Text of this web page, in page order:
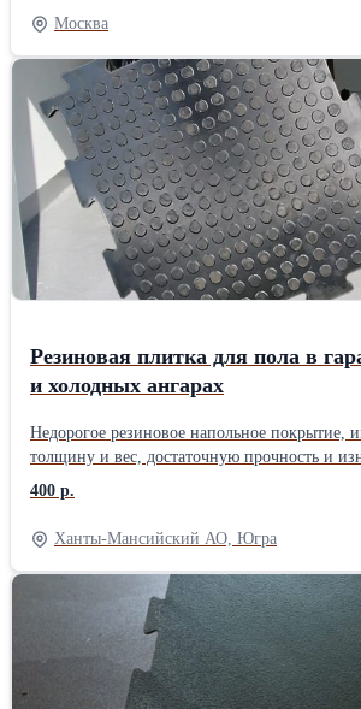
производственных и фасовочных
устойчива к движению тележек, шпилек и
покупателей. Покрытие частично
Плитка устойчива к воздействию соли,
реагентов. Покрытие не дает искры от
металлическими предметами! Плитка легко
достаточно ровной поверхности,
ОБЯЗАТЕЛЬНОЙ фиксацией на клей. Тип
ласточкин хвост, Размер плиты – 500х500х3
92 Sh A., Удлинение до разрыва – 200%.
регионы России, транспортными
Москва
Резиновая плитка для пола в
и холодных ангарах
Недорогое резиновое напольное покрытие,
толщину и вес, достаточную прочность и
Сборная плитка не только устойчива к
способна защитить от повреждений несущее
(бетон, плиты, перекрытия). Резиновое
для монтажа прочного пола в
спортивных и хозяйственных помещениях,
производственных и ремонтных рабочих
повышенной нагрузкой на основания пола.
плиты можно уложить и на улице в качестве
площадок. Плитку из резины можно
неотапливаемых гаражах, боксах и ангарах,
400 р.
Ханты-Мансийский АО, Югра